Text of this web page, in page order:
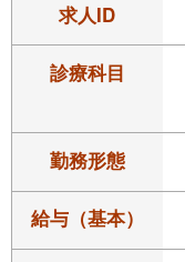
求人ID
診療科目
勤務形態
給与（基本）